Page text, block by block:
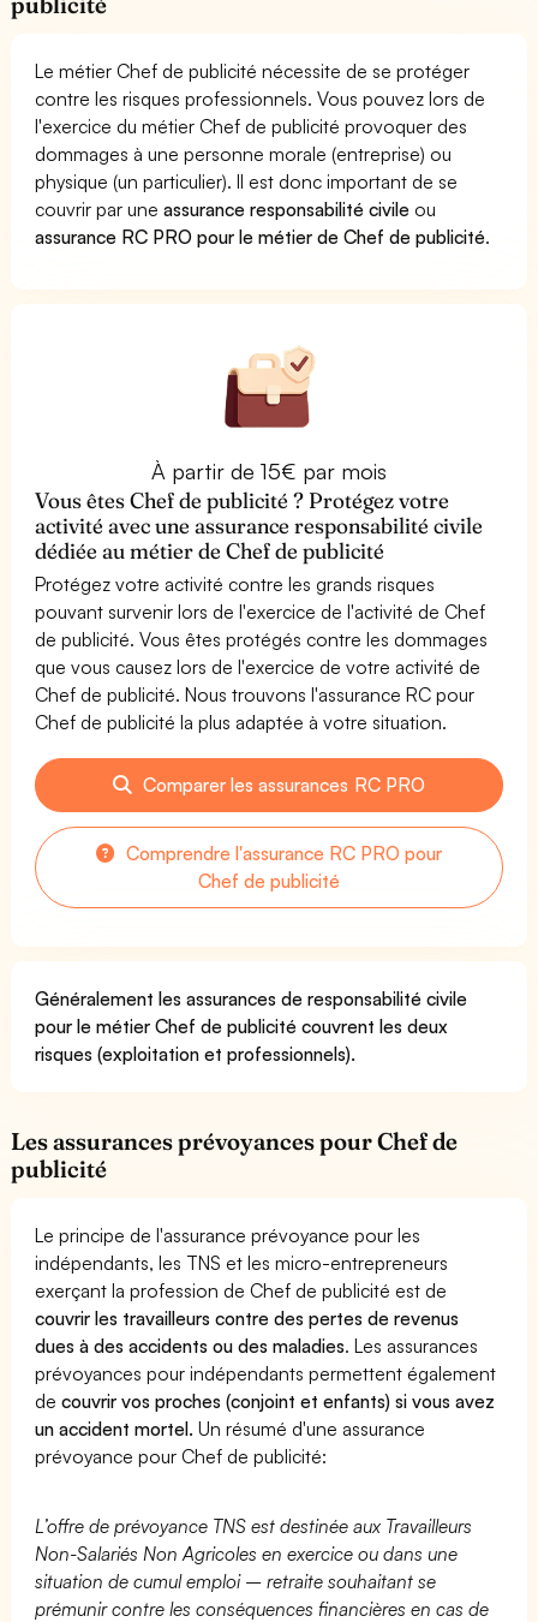
Le métier Chef de publicité nécessite de se protéger
contre les risques professionnels. Vous pouvez lors de
l'exercice du métier Chef de publicité provoquer des
dommages à une personne morale (entreprise) ou
physique (un particulier). Il est donc important de se
couvrir par uneassurance responsabilité civile ou
assurance RC PRO pour le métier de Chef de publicité.
À partir de 15€ par mois
Vous êtes Chef de publicité ? Protégez votre
activité avec une assurance responsabilité civile
dédiée au métier de Chef de publicité
Protégez votre activité contre les grands risques
pouvant survenir lors de l'exercice de l'activité de Chef
de publicité. Vous êtes protégés contre les dommages
que vous causez lors de l'exercice de votre activité de
Chef de publicité. Nous trouvons l'assurance RC pour
Chef de publicité la plus adaptée à votre situation.
Comparer les assurances RC PRO
Comprendre l'assurance RC PRO pour
Chef de publicité
Généralement les assurances de responsabilité civile
pour le métier Chef de publicité couvrent les deux
risques (exploitation et professionnels).
Les assurances prévoyances pour Chef de
publicité
Le principe de l'assurance prévoyance pour les
indépendants, les TNS et les micro-entrepreneurs
exerçant la profession de Chef de publicité est de
couvrir les travailleurs contre des pertes de revenus
dues à des accidents ou des maladies. Les assurances
prévoyances pour indépendants permettent également
decouvrir vos proches (conjoint et enfants) si vous avez
un accident mortel. Un résumé d'une assurance
prévoyance pour Chef de publicité:
L’offre de prévoyance TNS est destinée aux Travailleurs
Non-Salariés Non Agricoles en exercice ou dans une
situation de cumul emploi – retraite souhaitant se
prémunir contre les conséquences financières en cas de